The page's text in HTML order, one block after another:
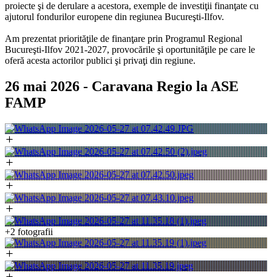
proiecte şi de derulare a acestora, exemple de investiţii finanţate cu
ajutorul fondurilor europene din regiunea Bucureşti-Ilfov.
Am prezentat priorităţile de finanţare prin Programul Regional
Bucureşti-Ilfov 2021-2027, provocările şi oportunităţile pe care le
oferă acesta actorilor publici şi privaţi din regiune.
26 mai 2026 - Caravana Regio la ASE
FAMP
+2 fotografii